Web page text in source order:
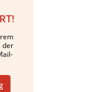
der